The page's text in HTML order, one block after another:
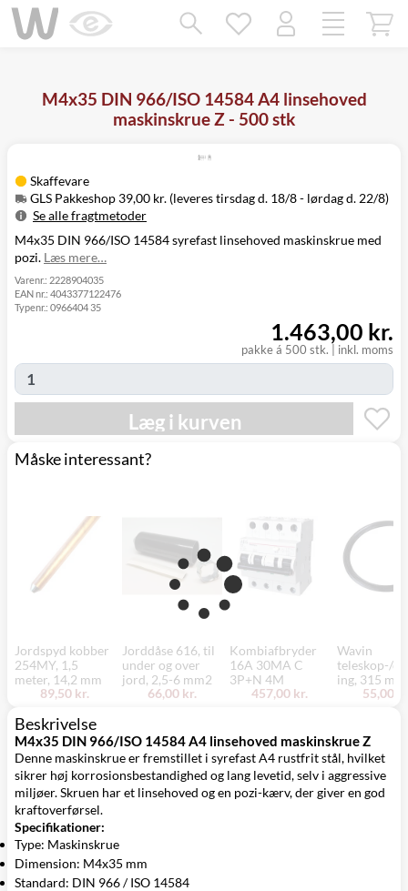
M4x35 DIN 966/ISO 14584 A4 linsehoved
maskinskrue Z - 500 stk
Skaffevare
GLS Pakkeshop 39,00 kr. (leveres tirsdag d. 18/8 - lørdag d. 22/8)
Se alle fragtmetoder
Metode
Pris
Leveres
GLS
mandag d. 24/8
GLS Erhverv 49,00 kr.
Tirsdag d. 18/8
-
Click&Collect i
(9230)
0,00 kr.
- fredag d. 21/8
M4x35 DIN 966/ISO 14584 syrefast linsehoved maskinskrue med
pozi. Læs mere…
Varenr.: 2228904035
EAN nr.: 4043377122476
Typenr.: 0966404 35
pakke á 500 stk. inkl. moms
1.463,00 kr.
Læg i kurven
Måske interessant?
Jordspyd kobber
254MY, 1,5
meter, 14,2 mm
89,50 kr.
Jorddåse 616, til
under og over
jord, 2,5-6 mm2
66,00 kr.
Kombiafbryder
16A 30MA C
3P+N 4M
457,00 kr.
Wavin
teleskop-/
ing, 315 mm
55,00
Beskrivelse
M4x35 DIN 966/ISO 14584 A4 linsehoved maskinskrue Z
Denne maskinskrue er fremstillet i syrefast A4 rustfrit stål, hvilket
sikrer høj korrosionsbestandighed og lang levetid, selv i aggressive
miljøer. Skruen har et linsehoved og en pozi-kærv, der giver en god
kraftoverførsel.
Specifikationer:
Type: Maskinskrue
Dimension: M4x35 mm
Standard: DIN 966 / ISO 14584
Mangler chatten?
Ret samtykke!